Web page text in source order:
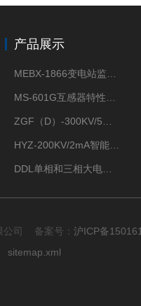
产品展示
公司 备案号： 沪ICP备
sitemap.xml